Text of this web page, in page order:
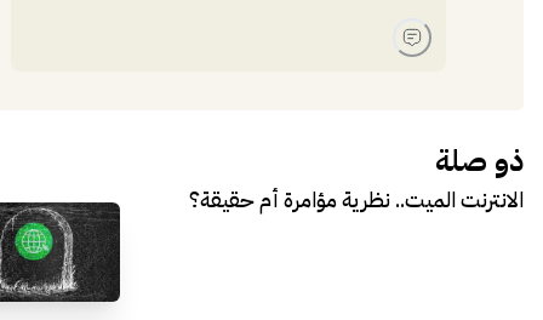
ذو صلة
الانترنت الميت.. نظرية مؤامرة أم حقيقة؟